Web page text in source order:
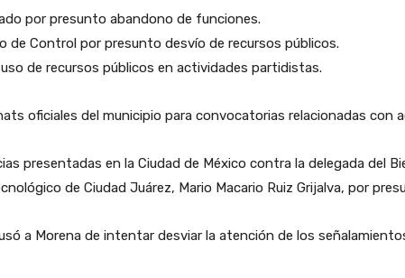
por presunto abandono de funciones.
Control por presunto desvío de recursos públicos.
de recursos públicos en actividades partidistas.
oficiales del municipio para convocatorias relacionadas con
presentadas en la Ciudad de México contra la delegada del
de Ciudad Juárez, Mario Macario Ruiz Grijalva, por
a Morena de intentar desviar la atención de los